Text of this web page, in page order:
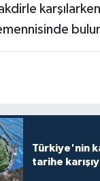
Türkiye'nin
tarihe